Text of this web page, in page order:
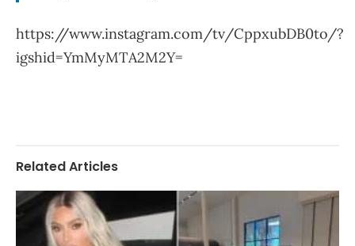
https://www.instagram.com/tv/CppxubDB0to/?
igshid=YmMyMTA2M2Y=
Related Articles